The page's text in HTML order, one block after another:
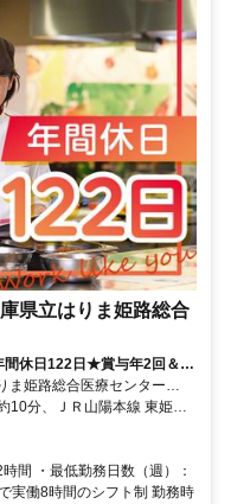
県立はりま姫路総合
休日122日★賞与年2回＆正
姫路総合医療センター
10分、ＪＲ山陽本線 東姫路
15分 ※住所から自動設定し
合がございます
間 ・最低勤務日数（週）：
実働8時間のシフト制 勤務時